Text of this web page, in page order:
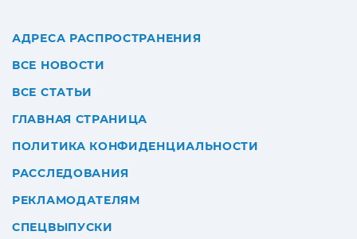
АДРЕСА РАСПРОСТРАНЕНИЯ
ВСЕ НОВОСТИ
ВСЕ СТАТЬИ
ГЛАВНАЯ СТРАНИЦА
ПОЛИТИКА КОНФИДЕНЦИАЛЬНОСТИ
РАССЛЕДОВАНИЯ
РЕКЛАМОДАТЕЛЯМ
СПЕЦВЫПУСКИ